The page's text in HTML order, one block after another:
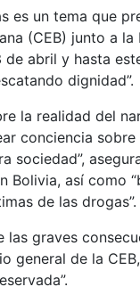
es un tema que
(CEB) junto a
abril y hasta
dignidad”.
la realidad del
conciencia
sociedad”,
así como
de las drogas”.
graves
de la